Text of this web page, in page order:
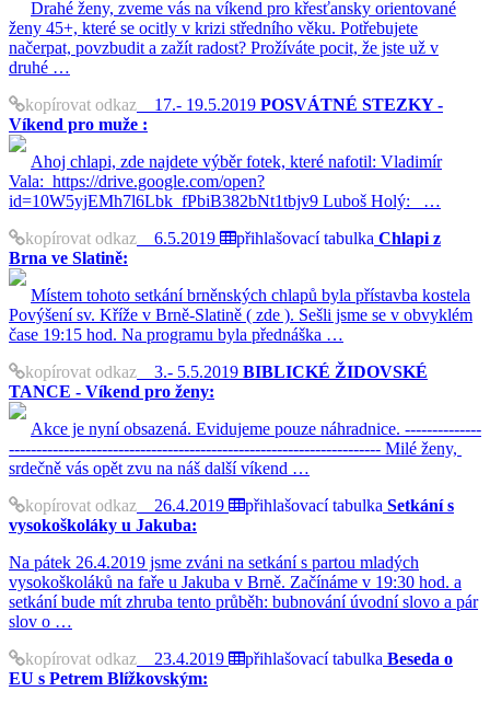
Drahé ženy, zveme vás na víkend pro křesťansky orientované
ženy 45+, které se ocitly v krizi středního věku. Potřebujete
načerpat, povzbudit a zažít radost? Prožíváte pocit, že jste už v
druhé …
kopírovat odkaz 17.- 19.5.2019 POSVÁTNÉ STEZKY -
Víkend pro muže :
Ahoj chlapi, zde najdete výběr fotek, které nafotil: Vladimír
Vala: https://drive.google.com/open?
id=10W5yjEMh7l6Lbk_fPbiB382bNt1tbjv9 Luboš Holý: …
kopírovat odkaz 6.5.2019 přihlašovací tabulka Chlapi z
Brna ve Slatině:
Místem tohoto setkání brněnských chlapů byla přístavba kostela
Povýšení sv. Kříže v Brně-Slatině ( zde ). Sešli jsme se v obvyklém
čase 19:15 hod. Na programu byla přednáška …
kopírovat odkaz 3.- 5.5.2019 BIBLICKÉ ŽIDOVSKÉ
TANCE - Víkend pro ženy:
Akce je nyní obsazená. Evidujeme pouze náhradnice. --------------
-------------------------------------------------------------------- Milé ženy,
srdečně vás opět zvu na náš další víkend …
kopírovat odkaz 26.4.2019 přihlašovací tabulka Setkání s
vysokoškoláky u Jakuba:
Na pátek 26.4.2019 jsme zváni na setkání s partou mladých
vysokoškoláků na faře u Jakuba v Brně. Začínáme v 19:30 hod. a
setkání bude mít zhruba tento průběh: bubnování úvodní slovo a pár
slov o …
kopírovat odkaz 23.4.2019 přihlašovací tabulka Beseda o
EU s Petrem Blížkovským: